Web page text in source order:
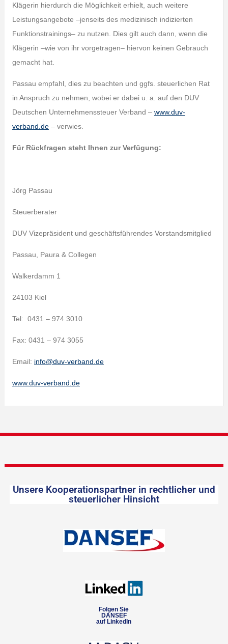
Klägerin hierdurch die Möglichkeit erhielt, auch weitere
Leistungsangebote –jenseits des medizinisch indizierten
Funktionstrainings– zu nutzen. Dies gilt auch dann, wenn die
Klägerin –wie von ihr vorgetragen– hiervon keinen Gebrauch
gemacht hat.
Passau empfahl, dies zu beachten und ggfs. steuerlichen Rat
in Anspruch zu nehmen, wobei er dabei u. a. auf den DUV
Deutschen Unternehmenssteuer Verband – www.duv-
verband.de– verwies.
Für Rückfragen steht Ihnen zur Verfügung:
Jörg Passau
Steuerberater
DUV Vizepräsident und geschäftsführendes Vorstandsmitglied
Passau, Paura & Collegen
Walkerdamm 1
24103 Kiel
Tel: 0431 – 974 3010
Fax: 0431 – 974 3055
Email: info@duv-verband.de
www.duv-verband.de
Unsere Kooperationspartner in rechtlicher und
steuerlicher Hinsicht
Folgen Sie
DANSEF
auf LinkedIn